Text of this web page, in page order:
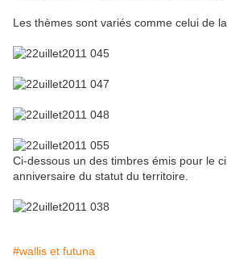
Les thèmes sont variés comme celui de
Ci-dessous un des timbres émis pour le
anniversaire du statut du territoire.
#wallis et futuna